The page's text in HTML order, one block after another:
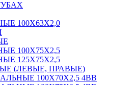
100Х63Х2,0
100Х75Х2,5
125Х75Х2,5
(ЛЕВЫЕ, ПРАВЫЕ)
100Х70Х2,5 4BB